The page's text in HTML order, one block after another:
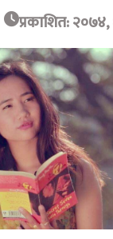
प्रकाशित: